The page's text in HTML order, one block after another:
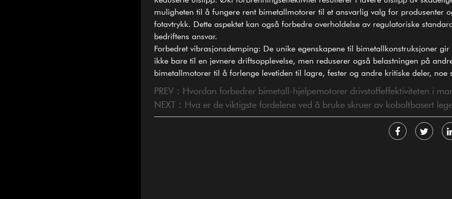
muligheten til å fungere rent bimetallmotorer til et ansvarlig valg for produsenter
fotavtrykk. Dette aspektet kan også forbedre overholdelse av regulatoriske
bedriftens ansvar.
Forbedret vibrasjonsdemping: De unike egenskapene til bimetallkonstruksjoner
ikke bare til en jevnere driftsopplevelse, men reduserer også belastningen på
bimetallmotorer til å forlenge levetiden til lagre, fester og andre kritiske deler,
PREV：Hvordan forbedrer bimetall-hjelpemotorer drivstoffeffektiviteten i
NEXT：Hva er de viktigste fordelene ved å bruke skruer av koboltbasert